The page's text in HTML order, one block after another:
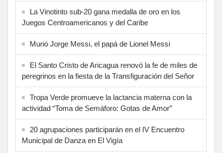
La Vinotinto sub-20 gana medalla de oro en los
Juegos Centroamericanos y del Caribe
Murió Jorge Messi, el papá de Lionel Messi
El Santo Cristo de Aricagua renovó la fe de miles de
peregrinos en la fiesta de la Transfiguración del Señor
Tropa Verde promueve la lactancia materna con la
actividad “Toma de Semáforo: Gotas de Amor”
20 agrupaciones participarán en el IV Encuentro
Municipal de Danza en El Vigía